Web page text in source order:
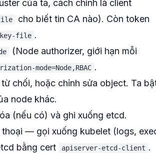
của ta, cách chính là client
cho biết tin CA nào). Còn token
key-file .
(Node authorizer, giới hạn mỗi
mode=Node,RBAC .
chối, hoặc chỉnh sửa object. Ta
node khác.
(nếu có) và ghi xuống etcd.
thoại — gọi xuống kubelet (logs,
bằng cert apiserver-etcd-client .